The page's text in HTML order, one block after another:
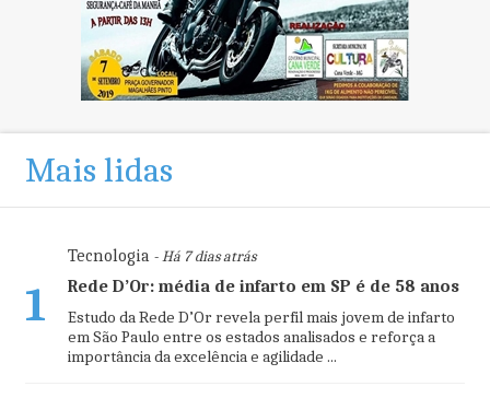
Mais lidas
1
Tecnologia- Há 7 dias atrás
Rede D’Or: média de infarto em SP é de 58 anos
Estudo da Rede D’Or revela perfil mais jovem de infarto
em São Paulo entre os estados analisados e reforça a
importância da excelência e agilidade ...